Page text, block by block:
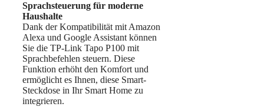
Sprachsteuerung für moderne
Haushalte
Dank der Kompatibilität mit Amazon
Alexa und Google Assistant können
Sie die TP-Link Tapo P100 mit
Sprachbefehlen steuern. Diese
Funktion erhöht den Komfort und
ermöglicht es Ihnen, diese Smart-
Steckdose in Ihr Smart Home zu
integrieren.